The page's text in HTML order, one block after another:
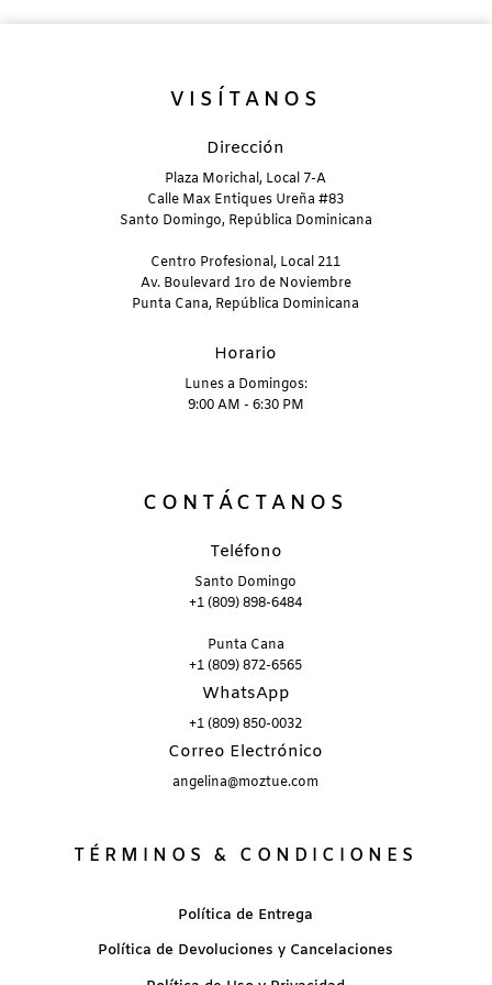
VISÍTANOS
Dirección
Plaza Morichal, Local 7-A
Calle Max Entiques Ureña #83
Santo Domingo, República Dominicana
Centro Profesional, Local 211
Av. Boulevard 1ro de Noviembre
Punta Cana, República Dominicana
Horario
Lunes a Domingos:
9:00 AM - 6:30 PM
CONTÁCTANOS
Teléfono
Santo Domingo
+1 (809) 898-6484
Punta Cana
+1 (809) 872-6565
WhatsApp
+1 (809) 850-0032
Correo Electrónico
angelina@moztue.com
TÉRMINOS & CONDICIONES
Política de Entrega
Política de Devoluciones y Cancelaciones